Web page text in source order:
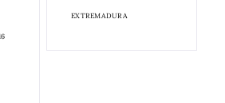
EXTREMADURA